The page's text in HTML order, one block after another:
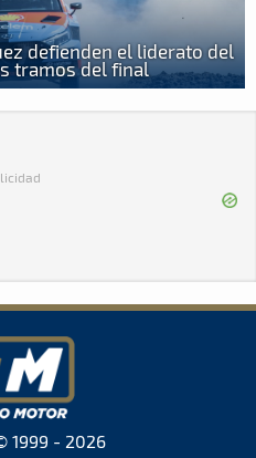
defienden el liderato del
tramos del final
1999 - 2026